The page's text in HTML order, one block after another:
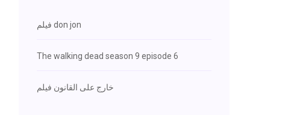
فيلم don jon
The walking dead season 9 episode 6
خارج على القانون فيلم